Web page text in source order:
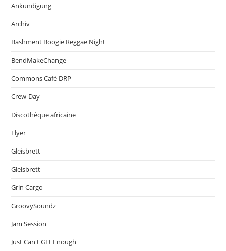
Ankündigung
Archiv
Bashment Boogie Reggae Night
BendMakeChange
Commons Café DRP
Crew-Day
Discothèque africaine
Flyer
Gleisbrett
Gleisbrett
Grin Cargo
GroovySoundz
Jam Session
Just Can't GEt Enough